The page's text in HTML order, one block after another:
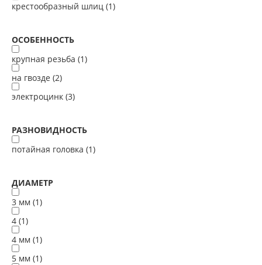
крестообразный шлиц (1)
ОСОБЕННОСТЬ
крупная резьба (1)
на гвозде (2)
электроцинк (3)
РАЗНОВИДНОСТЬ
потайная головка (1)
ДИАМЕТР
3 мм (1)
4 (1)
4 мм (1)
5 мм (1)